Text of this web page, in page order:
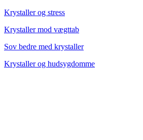
Krystaller og stress
Krystaller mod vægttab
Sov bedre med krystaller
Krystaller og hudsygdomme